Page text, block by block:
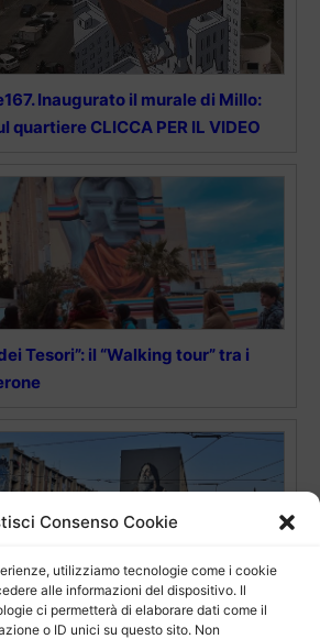
Consenso Cookie
utilizziamo tecnologie come i cookie
alle informazioni del dispositivo. Il
ci permetterà di elaborare dati come il
o ID unici su questo sito. Non
Inaugurato il murale di Millo:
quartiere CLICCA PER IL VIDEO
Tesori”: il “Walking tour” tra i
il quartiere si colora con un